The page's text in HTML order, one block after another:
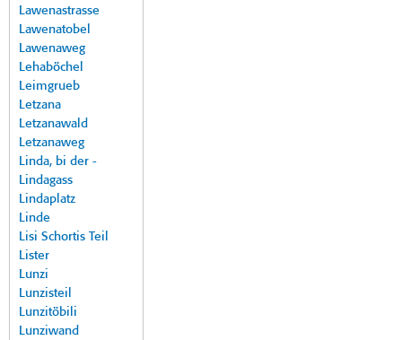
Lawenastrasse
Lawenatobel
Lawenaweg
Lehaböchel
Leimgrueb
Letzana
Letzanawald
Letzanaweg
Linda, bi der -
Lindagass
Lindaplatz
Linde
Lisi Schortis Teil
Lister
Lunzi
Lunzisteil
Lunzitöbili
Lunziwand